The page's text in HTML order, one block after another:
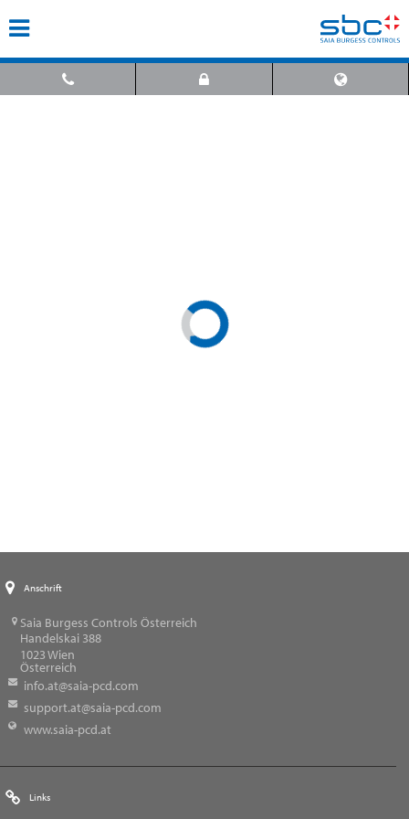
Anschrift
Saia Burgess Controls Österreich
Handelskai 388
1023Wien
Österreich
info.at@saia-pcd.com
support.at@saia-pcd.com
www.saia-pcd.at
Links